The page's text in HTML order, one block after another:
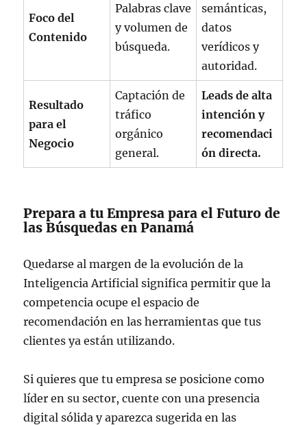
Foco del
Contenido
Palabras clave
y volumen de
búsqueda.
semánticas,
datos
verídicos y
autoridad.
Resultado
para el
Negocio
Captación de
tráfico
orgánico
general.
Leads de alta
intención y
recomendaci
ón directa.
Prepara a tu Empresa para el Futuro de
las Búsquedas en Panamá
Quedarse al margen de la evolución de la
Inteligencia Artificial significa permitir que la
competencia ocupe el espacio de
recomendación en las herramientas que tus
clientes ya están utilizando.
Si quieres que tu empresa se posicione como
líder en su sector, cuente con una presencia
digital sólida y aparezca sugerida en las